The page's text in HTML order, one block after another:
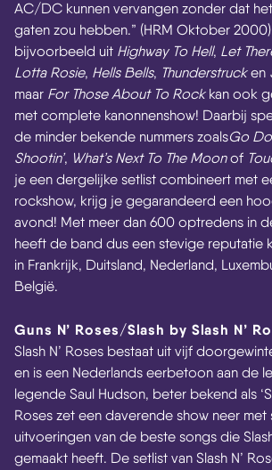
AC/DC kunnen vervangen zonder dat
gaten zou hebben.” (HRM Oktober
bijvoorbeeld uit Highway To Hell, Let
Lotta Rosie, Hells Bells, Thunderstrucken
maar For Those About To Rockkan ook
met complete kanonnenshow! Daarbij
de minder bekende nummers zoalsGo
Shootin’, What’s Next To The Moonof
je een dergelijke setlist combineert met
rockshow, krijg je gegarandeerd een
avond! Met meer dan 600 optredens in
heeft de band dus een stevige reputatie
in Frankrijk, Duitsland, Nederland,
België.
Guns N’ Roses/Slash by Slash N’
Slash N’ Roses bestaat uit vijf
en is een Nederlands eerbetoon aan de
legende Saul Hudson, beter bekend als
Roses zet een daverende show neer
uitvoeringen van de beste songs die
gemaakt heeft. De setlist van Slash N’